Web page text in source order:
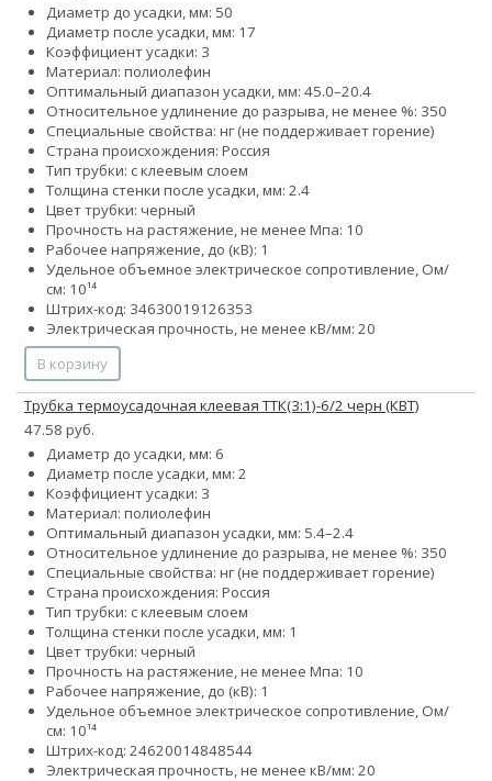
Диаметр до усадки, мм: 50
Диаметр после усадки, мм: 17
Коэффициент усадки: 3
Материал: полиолефин
Оптимальный диапазон усадки, мм: 45.0–20.4
Относительное удлинение до разрыва, не менее %: 350
Специальные свойства: нг (не поддерживает горение)
Страна происхождения: Россия
Тип трубки: с клеевым слоем
Толщина стенки после усадки, мм: 2.4
Цвет трубки: черный
Прочность на растяжение, не менее Мпа: 10
Рабочее напряжение, до (кВ): 1
Удельное объемное электрическое сопротивление, Ом/
см: 10¹⁴
Штрих-код: 34630019126353
Электрическая прочность, не менее кВ/мм: 20
В корзину
Трубка термоусадочная клеевая ТТК(3:1)-6/2 черн (КВТ)
47.58 руб.
Диаметр до усадки, мм: 6
Диаметр после усадки, мм: 2
Коэффициент усадки: 3
Материал: полиолефин
Оптимальный диапазон усадки, мм: 5.4–2.4
Относительное удлинение до разрыва, не менее %: 350
Специальные свойства: нг (не поддерживает горение)
Страна происхождения: Россия
Тип трубки: с клеевым слоем
Толщина стенки после усадки, мм: 1
Цвет трубки: черный
Прочность на растяжение, не менее Мпа: 10
Рабочее напряжение, до (кВ): 1
Удельное объемное электрическое сопротивление, Ом/
см: 10¹⁴
Штрих-код: 24620014848544
Электрическая прочность, не менее кВ/мм: 20